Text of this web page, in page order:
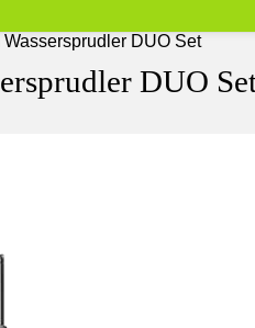
DUO Set
DUO